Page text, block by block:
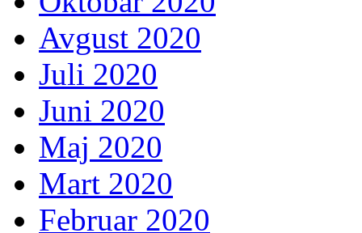
Avgust 2020
Juli 2020
Juni 2020
Maj 2020
Mart 2020
Februar 2020